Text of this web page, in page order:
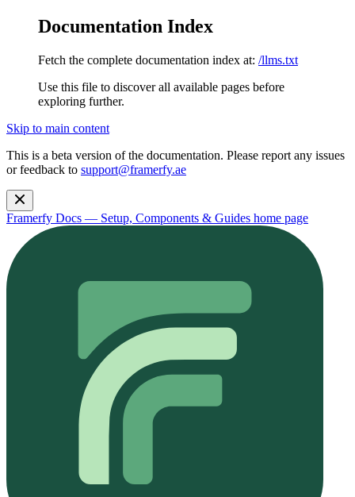
Documentation Index
Fetch the complete documentation index at: /llms.txt
Use this file to discover all available pages before
exploring further.
Skip to main content
This is a beta version of the documentation. Please report any issues
or feedback to support@framerfy.ae
Framerfy Docs — Setup, Components & Guides home page